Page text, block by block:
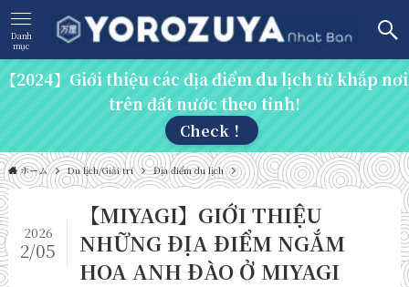
Danh
mục
【2024】Giới thiệu các địa điểm du lịch từ khắp nơi
trên đất nước theo tỉnh!
Check！
ホーム Du lịch/Giải trí Địa điểm du lịch
【MIYAGI】GIỚI THIỆU
NHỮNG ĐỊA ĐIỂM NGẮM
HOA ANH ĐÀO Ở MIYAGI
2026
2/05